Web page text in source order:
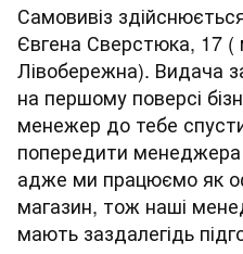
Самовивіз
Євгена Сверстюка, 17 (
Лівобережна). Видача
на першому поверсі
менежер до тебе
попередити менеджера
адже ми працюємо як
магазин, тож наші
мають заздалегідь